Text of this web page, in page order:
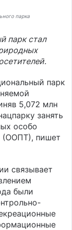
парка
парк стал
парк
5,072 млн
занять
особо
(ООПТ), пишет
связывает
были